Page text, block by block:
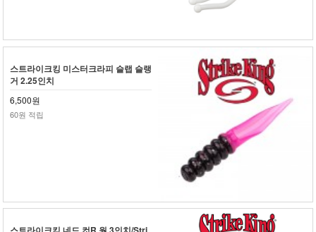
스트라이크킹 미스터크라피 슬랩 슬랭
거 2.25인치
6,500원
60원 적립